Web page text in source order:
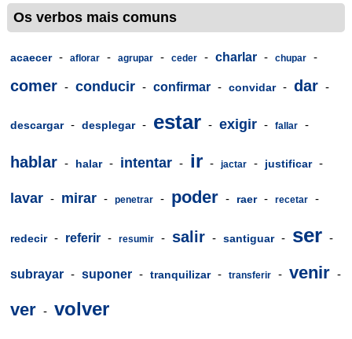
Os verbos mais comuns
acaecer - aflorar - agrupar - ceder - charlar - chupar -
comer - conducir - confirmar - convidar - dar -
descargar - desplegar - estar - exigir - fallar -
hablar - halar - intentar - ir - jactar - justificar -
lavar - mirar - penetrar - poder - raer - recetar -
redecir - referir - resumir - salir - santiguar - ser -
subrayar - suponer - tranquilizar - transferir - venir -
ver - volver